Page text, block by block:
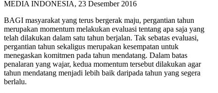
MEDIA INDONESIA, 23 Desember 2016
BAGI masyarakat yang terus bergerak maju, pergantian tahun
merupakan momentum melakukan evaluasi tentang apa saja yang
telah dilakukan dalam satu tahun berjalan. Tak sebatas evaluasi,
pergantian tahun sekaligus merupakan kesempatan untuk
menegaskan komitmen pada tahun mendatang. Dalam batas
penalaran yang wajar, kedua momentum tersebut dilakukan agar
tahun mendatang menjadi lebih baik daripada tahun yang segera
berlalu.